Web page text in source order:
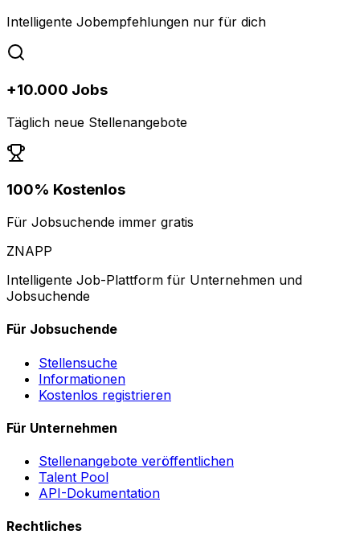
Intelligente Jobempfehlungen nur für dich
+10.000 Jobs
Täglich neue Stellenangebote
100% Kostenlos
Für Jobsuchende immer gratis
ZNAPP
Intelligente Job-Plattform für Unternehmen und
Jobsuchende
Für Jobsuchende
Stellensuche
Informationen
Kostenlos registrieren
Für Unternehmen
Stellenangebote veröffentlichen
Talent Pool
API-Dokumentation
Rechtliches